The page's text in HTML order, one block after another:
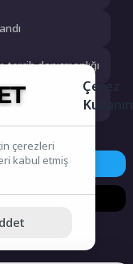
danışmanlığı
Twitter
TikTok
Çerez
çerezleri
kabul etmiş